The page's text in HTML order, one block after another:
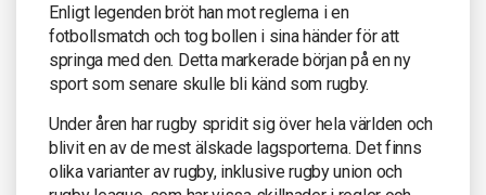
Enligt legenden bröt han mot reglerna i en
fotbollsmatch och tog bollen i sina händer för att
springa med den. Detta markerade början på en ny
sport som senare skulle bli känd som rugby.
Under åren har rugby spridit sig över hela världen och
blivit en av de mest älskade lagsporterna. Det finns
olika varianter av rugby, inklusive rugby union och